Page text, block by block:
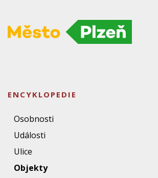
ENCYKLOPEDIE
Osobnosti
Události
Ulice
Objekty